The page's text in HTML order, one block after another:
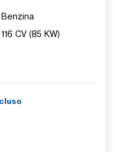
Benzina
116 CV (85 KW)